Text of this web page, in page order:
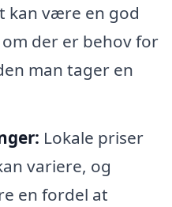
kan være en god
der er behov for
man tager en
Lokale priser
variere, og
en fordel at